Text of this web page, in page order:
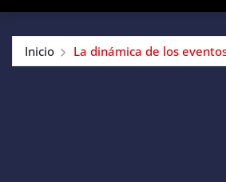
Inicio La dinámica de los